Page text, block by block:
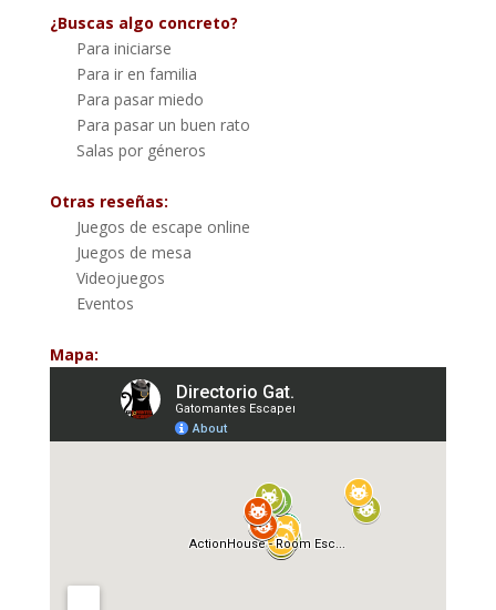
¿Buscas algo concreto?
Para iniciarse
Para ir en familia
Para pasar miedo
Para pasar un buen rato
Salas por géneros
Otras reseñas:
Juegos de escape online
Juegos de mesa
Videojuegos
Eventos
Mapa: